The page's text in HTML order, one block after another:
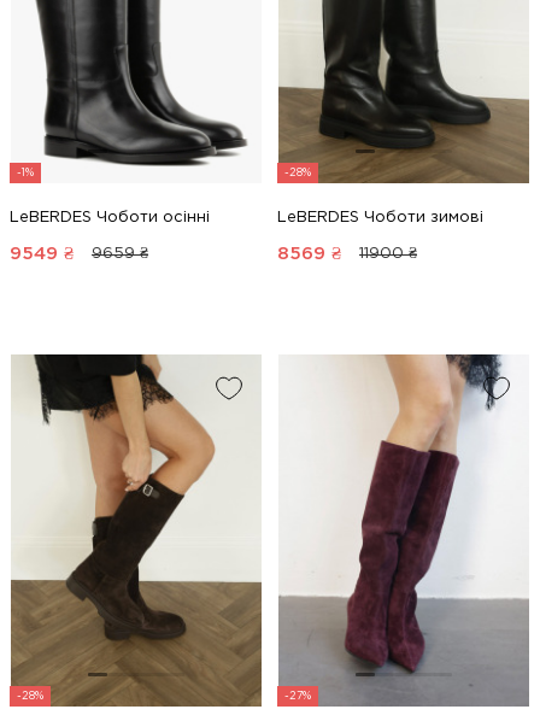
-1%
LeBERDES Чоботи осінні
9549 ₴ 9659 ₴
-28%
LeBERDES Чоботи зимові
8569 ₴ 11900 ₴
-28% -27%